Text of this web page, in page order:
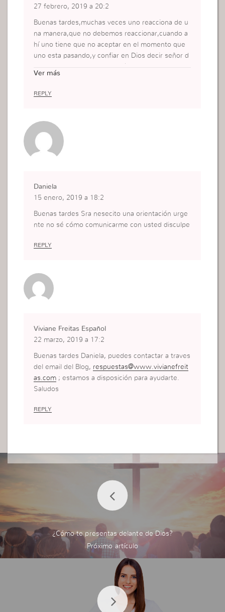
27 febrero, 2019 a 20:2
Buenas tardes,muchas veces uno reacciona de u
na manera,que no debemos reaccionar,cuando a
hí uno tiene que no aceptar en el momento que
uno esta pasando,y confiar en Dios decir señor d
Ver más
REPLY
Daniela
15 enero, 2019 a 18:2
Buenas tardes Sra nesecito una orientación urge
nte no sé cómo comunicarme con usted disculpe
REPLY
Viviane Freitas Español
22 marzo, 2019 a 17:2
Buenas tardes Daniela, puedes contactar a traves
del email del Blog, respuestas@www.vivianefreit
as.com ; estamos a disposición para ayudarte.
Saludos
REPLY
¿Cómo te presentas delante de Dios?